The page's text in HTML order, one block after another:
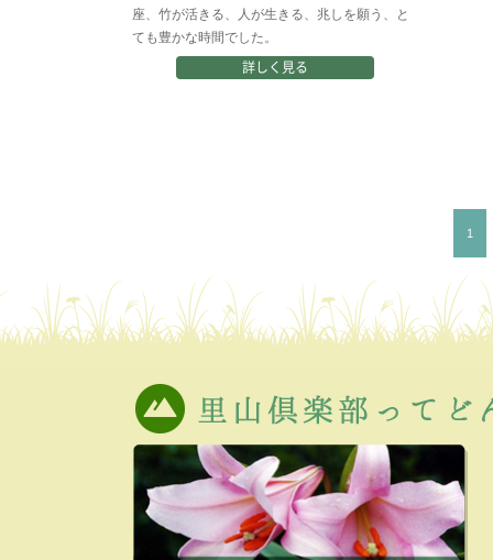
座、竹が活きる、人が生きる、兆しを願う、と
ても豊かな時間でした。
詳しく見る
1